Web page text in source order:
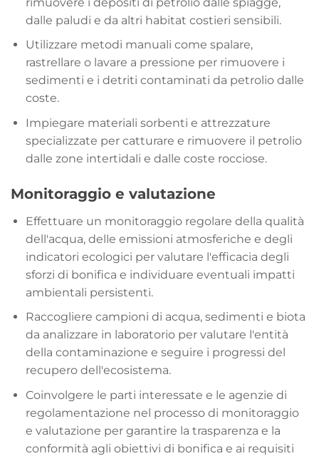
dalle paludi e da altri habitat costieri sensibili.
Utilizzare metodi manuali come spalare,
rastrellare o lavare a pressione per rimuovere i
sedimenti e i detriti contaminati da petrolio dalle
coste.
Impiegare materiali sorbenti e attrezzature
specializzate per catturare e rimuovere il petrolio
dalle zone intertidali e dalle coste rocciose.
Monitoraggio e valutazione
Effettuare un monitoraggio regolare della qualità
dell'acqua, delle emissioni atmosferiche e degli
indicatori ecologici per valutare l'efficacia degli
sforzi di bonifica e individuare eventuali impatti
ambientali persistenti.
Raccogliere campioni di acqua, sedimenti e biota
da analizzare in laboratorio per valutare l'entità
della contaminazione e seguire i progressi del
recupero dell'ecosistema.
Coinvolgere le parti interessate e le agenzie di
regolamentazione nel processo di monitoraggio
e valutazione per garantire la trasparenza e la
conformità agli obiettivi di bonifica e ai requisiti